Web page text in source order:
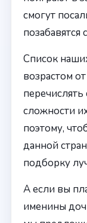
смогут
Список
возрастом
сложности
поэтому,
данной
подборку
А если вы
именины